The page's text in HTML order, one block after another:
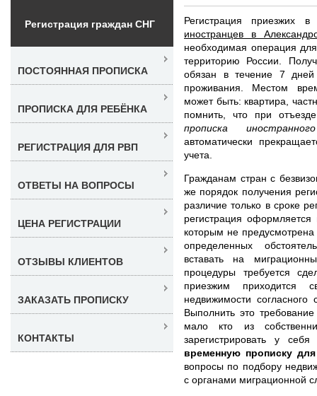
Регистрация
иностранцев в
необходимая операция
территорию России.
обязан в течение 7
проживания. Местом
может быть: квартира,
помнить, что при
прописка
автоматически
учета.
Гражданам стран с
же порядок получения
различие только в сроке
регистрация
которым не
определенных
вставать на
процедуры требуется
приезжим приходится
недвижимости согласного
Выполнить это
мало кто из
зарегистрировать у
временную прописку
вопросы по подбору
с органами миграционной
Регистрация граждан СНГ
ПОСТОЯННАЯ ПРОПИСКА
ПРОПИСКА ДЛЯ РЕБЁНКА
РЕГИСТРАЦИЯ ДЛЯ РВП
ОТВЕТЫ НА ВОПРОСЫ
ЦЕНА РЕГИСТРАЦИИ
ОТЗЫВЫ КЛИЕНТОВ
ЗАКАЗАТЬ ПРОПИСКУ
КОНТАКТЫ